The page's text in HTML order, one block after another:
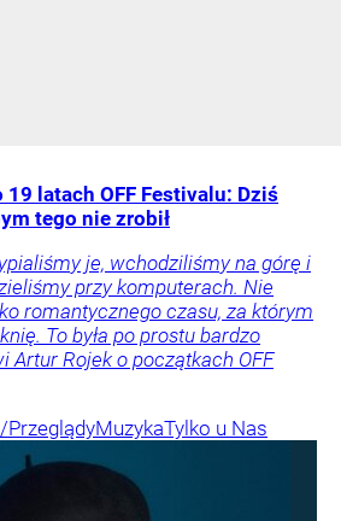
19 latach OFF Festivalu: Dziś
tego nie zrobił
je, wchodziliśmy na górę i
przy komputerach. Nie
romantycznego czasu, za którym
To była po prostu bardzo
Artur Rojek o początkach OFF
MuzykaTylko u Nas